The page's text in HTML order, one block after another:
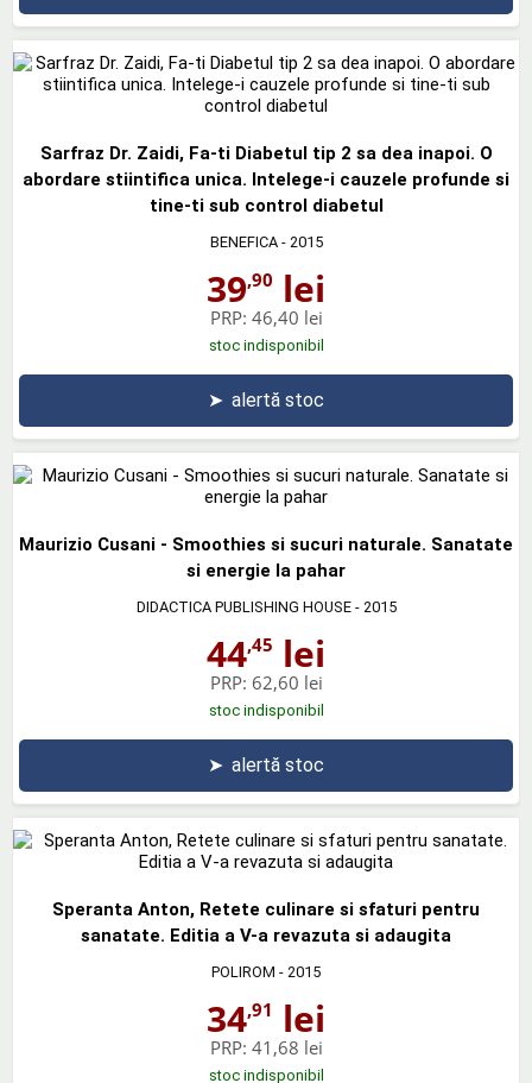
Sarfraz Dr. Zaidi, Fa-ti Diabetul tip 2 sa dea inapoi. O
abordare stiintifica unica. Intelege-i cauzele profunde si
tine-ti sub control diabetul
BENEFICA- 2015
39,90 lei
PRP: 46,40 lei
stoc indisponibil
➤ alertă stoc
Maurizio Cusani - Smoothies si sucuri naturale. Sanatate
si energie la pahar
DIDACTICA PUBLISHING HOUSE- 2015
44,45 lei
PRP: 62,60 lei
stoc indisponibil
➤ alertă stoc
Speranta Anton, Retete culinare si sfaturi pentru
sanatate. Editia a V-a revazuta si adaugita
POLIROM - 2015
34,91 lei
PRP: 41,68 lei
stoc indisponibil